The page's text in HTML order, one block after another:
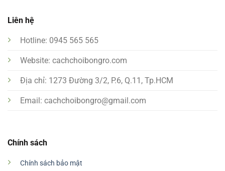
Chính sách
Chính sách bảo mật
Liên hệ
Hotline: 0945 565 565
Website: cachchoibongro.com
Địa chỉ: 1273 Đường 3/2, P.6, Q.11, Tp.HCM
Email: cachchoibongro@gmail.com